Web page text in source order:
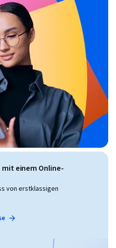
mit einem Online-
von erstklassigen